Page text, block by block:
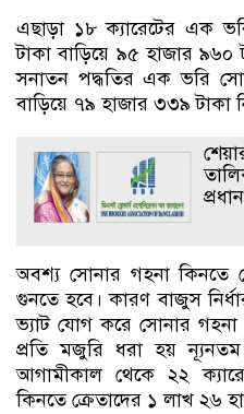
এছাড়া ১৮ ক্যারেটের এক
টাকা বাড়িয়ে ৯৫ হাজার ৯৬০
সনাতন পদ্ধতির এক ভরি
বাড়িয়ে ৭৯ হাজার ৩৩৯ টাকা
অবশ্য সোনার গহনা কিনতে
গুনতে হবে। কারণ বাজুস
ভ্যাট যোগ করে সোনার গহনা
প্রতি মজুরি ধরা হয়
আগামীকাল থেকে ২২
কিনতে ক্রেতাদের ১ লাখ ২৬